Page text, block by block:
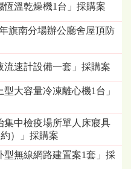
恆溫乾燥機1台」採購案
年旗南分場辦公廳舍屋頂防
流速計設備一套」採購案
型大容量冷凍離心機1台」
集中檢疫場所單人床寢具
）」採購案
型無線網路建置案1套」採